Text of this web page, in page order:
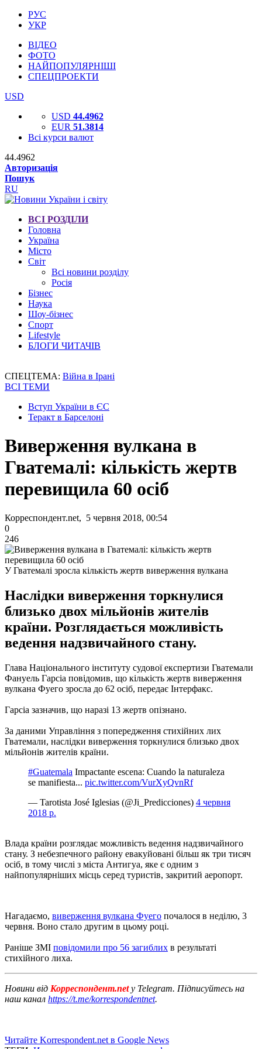
РУС
УКР
ВІДЕО
ФОТО
НАЙПОПУЛЯРНІШІ
СПЕЦПРОЕКТИ
USD
USD 44.4962
EUR 51.3814
Всі курси валют
44.4962
Авторизація
Пошук
RU
ВСІ РОЗДІЛИ
Головна
Україна
Місто
Світ
Всі новини розділу
Росія
Бізнес
Наука
Шоу-бізнес
Спорт
Lifestyle
БЛОГИ ЧИТАЧІВ
СПЕЦТЕМА: Війна в Ірані
ВСІ ТЕМИ
Вступ України в ЄС
Теракт в Барселоні
Виверження вулкана в
Гватемалі: кількість жертв
перевищила 60 осіб
Корреспондент.net, 5 червня 2018, 00:54
0
246
У Гватемалі зросла кількість жертв виверження вулкана
Наслідки виверження торкнулися
близько двох мільйонів жителів
країни. Розглядається можливість
ведення надзвичайного стану.
Глава Національного інституту судової експертизи Гватемали
Фануель Гарсіа повідомив, що кількість жертв виверження
вулкана Фуего зросла до 62 осіб, передає Інтерфакс.
Гарсіа зазначив, що наразі 13 жертв опізнано.
За даними Управління з попередження стихійних лих
Гватемали, наслідки виверження торкнулися близько двох
мільйонів жителів країни.
#Guatemala Impactante escena: Cuando la naturaleza
se manifiesta... pic.twitter.com/VurXyQvnRf
— Tarotista José Iglesias (@Ji_Predicciones) 4 червня
2018 р.
Влада країни розглядає можливість ведення надзвичайного
стану. З небезпечного району евакуйовані більш як три тисяч
осіб, в тому числі з міста Антигуа, яке є одним з
найпопулярніших місць серед туристів, закритий аеропорт.
Нагадаємо, виверження вулкана Фуего почалося в неділю, 3
червня. Воно стало другим в цьому році.
Раніше ЗМІ повідомили про 56 загиблих в результаті
стихійного лиха.
Новини від Корреспондент.netу Telegram. Підписуйтесь на
наш канал https://t.me/korrespondentnet.
Читайте Korrespondent.net в Google News